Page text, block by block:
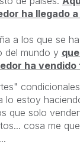
ha llegado
a los que se
del mundo y
ha vendido
lo estoy
que solo
cosa me